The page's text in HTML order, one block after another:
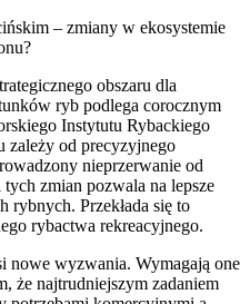
– zmiany w ekosystemie
obszaru dla
ryb podlega corocznym
Instytutu Rybackiego
zależy od precyzyjnego
nieprzerwanie od
zmian pozwala na lepsze
rybnych. Przekłada się to
rybactwa rekreacyjnego.
nowe wyzwania. Wymagają one
że najtrudniejszym zadaniem